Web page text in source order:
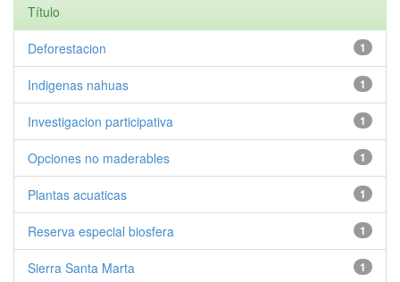
Título
1
Deforestacion
1
Indigenas nahuas
1
Investigacion participativa
1
Opciones no maderables
1
Plantas acuaticas
1
Reserva especial biosfera
1
Sierra Santa Marta